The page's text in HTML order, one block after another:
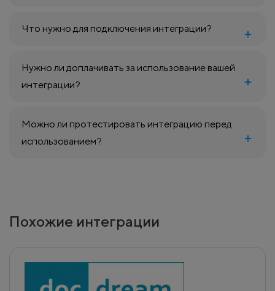
Что нужно для подключения интеграции?
Нужно ли доплачивать за использование вашей
интеграции?
Можно ли протестировать интеграцию перед
использованием?
Похожие интеграции